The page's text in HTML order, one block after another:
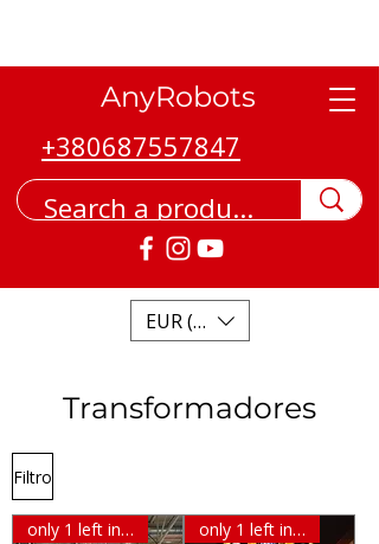
AnyRobots
+380687557847
EUR (€)
Transformadores
Filtro
only 1 left in stock only 1 left in stock